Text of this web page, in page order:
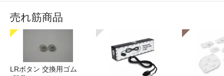
売れ筋商品
LRボタン 交換用ゴム